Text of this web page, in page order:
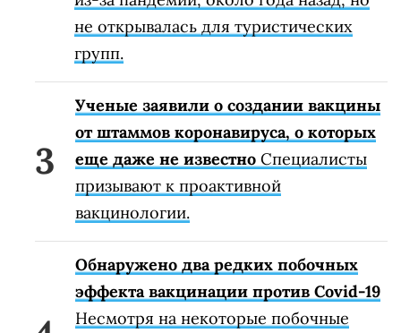
не открывалась для туристических
групп.
Ученые заявили о создании вакцины
от штаммов коронавируса, о которых
еще даже не известно Специалисты
призывают к проактивной
вакцинологии.
Обнаружено два редких побочных
эффекта вакцинации против Covid-19
Несмотря на некоторые побочные